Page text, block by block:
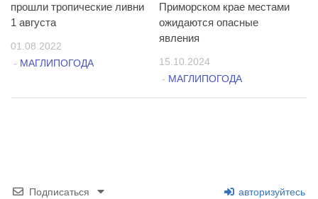
прошли тропические ливни
1 августа
01.08.2022
- МАГЛИПОГОДА
Приморском крае местами
ожидаются опасные
явления
15.10.2024
- МАГЛИПОГОДА
Подписаться авторизуйтесь